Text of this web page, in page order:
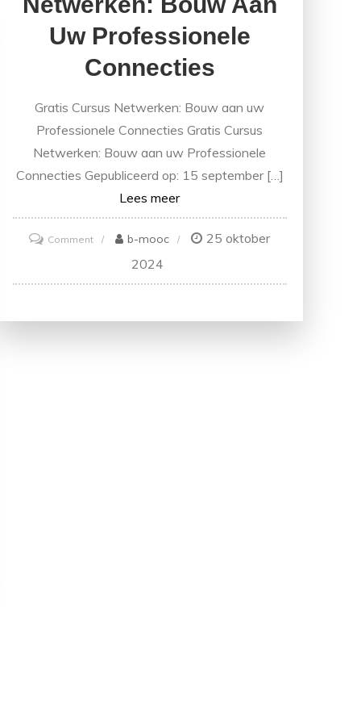
Uw Professionele
Connecties
Gratis Cursus Netwerken: Bouw aan uw
Professionele Connecties Gratis Cursus
Netwerken: Bouw aan uw Professionele
Connecties Gepubliceerd op: 15 september […]
Lees meer
Commenton
Cursus
b-mooc
25 oktober
2024